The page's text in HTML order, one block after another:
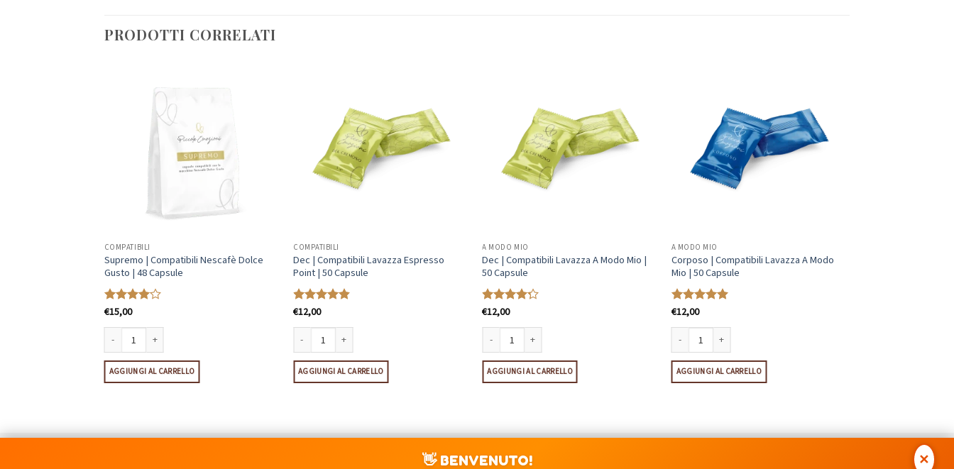
PRODOTTI CORRELATI
COMPATIBILI
Supremo | Compatibili Nescafè Dolce
Gusto | 48 Capsule
Valutato
€15,00
Supremo | Compatibili Nescafè Dolce Gusto | 48 Capsule quantità
AGGIUNGI AL CARRELLO
COMPATIBILI
Dec | Compatibili Lavazza Espresso
Point | 50 Capsule
Valutato
€12,00
Dec | Compatibili Lavazza Espresso Point | 50 Capsule quantità
AGGIUNGI AL CARRELLO
A MODO MIO
Dec | Compatibili Lavazza A Modo Mio |
50 Capsule
Valutato
€12,00
Dec | Compatibili Lavazza A Modo Mio | 50 Capsule quantità
AGGIUNGI AL CARRELLO
A MODO MIO
Corposo | Compatibili Lavazza A Modo
Mio | 50 Capsule
Valutato
€12,00
Corposo | Compatibili Lavazza A Modo Mio | 50 Capsule quantità
AGGIUNGI AL CARRELLO
Firma | 50 Capsule quantità
consultare gli Ingredienti Visa ✕
👋 BENVENUTO!